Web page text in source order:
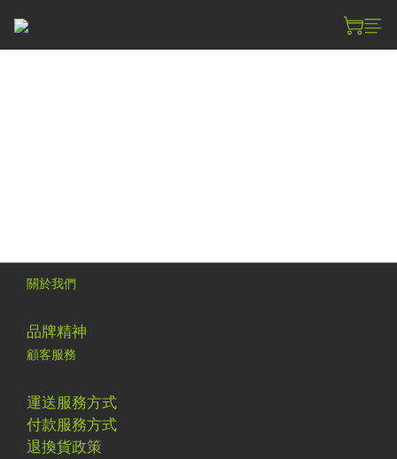
關於我們
品牌精神
顧客服務
運送服務方式
付款服務方式
退換貨政策